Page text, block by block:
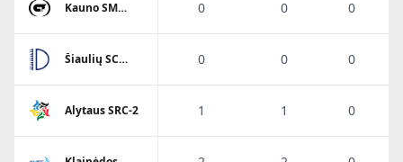
Kauno SM
0 0 0
Šiaulių SC
0 0 0
Alytaus SRC-2 1 1 0